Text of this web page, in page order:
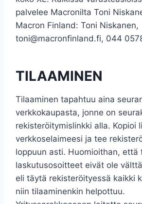
palvelee Macronilta Toni
Macron Finland: Toni Niskanen,
toni@macronfinland.fi, 044
TILAAMINEN
Tilaaminen tapahtuu aina
verkkokaupasta, jonne on
rekisteröitymislinkki alla. Kopioi
verkkoselaimeesi ja tee
loppuun asti. Huomioithan, että
laskutusosoitteet eivät ole
eli täytä rekisteröityessä kaikki
niin tilaaminenkin helpottuu.